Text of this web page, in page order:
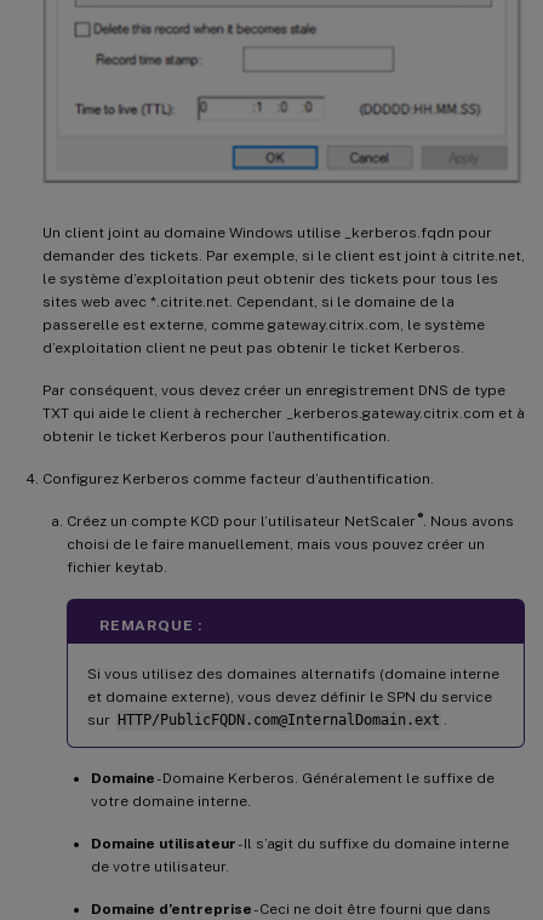
Un client joint au domaine Windows utilise _kerberos.fqdn pour
demander des tickets. Par exemple, si le client est joint à citrite.net,
le système d’exploitation peut obtenir des tickets pour tous les
sites web avec *.citrite.net. Cependant, si le domaine de la
passerelle est externe, comme gateway.citrix.com, le système
d’exploitation client ne peut pas obtenir le ticket Kerberos.
Par conséquent, vous devez créer un enregistrement DNS de type
TXT qui aide le client à rechercher _kerberos.gateway.citrix.com et à
obtenir le ticket Kerberos pour l’authentification.
Configurez Kerberos comme facteur d’authentification.
Créez un compte KCD pour l’utilisateur NetScaler ®. Nous avons
choisi de le faire manuellement, mais vous pouvez créer un
fichier keytab.
REMARQUE :
Si vous utilisez des domaines alternatifs (domaine interne
et domaine externe), vous devez définir le SPN du service
sur HTTP/PublicFQDN.com@InternalDomain.ext .
Domaine- Domaine Kerberos. Généralement le suffixe de
votre domaine interne.
Domaine utilisateur- Il s’agit du suffixe du domaine interne
de votre utilisateur.
Domaine d’entreprise- Ceci ne doit être fourni que dans